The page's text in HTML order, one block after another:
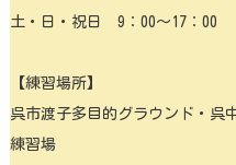
土・日・祝日 9：00～17：00
【練習場所】
呉市渡子多目的グラウンド・呉
練習場